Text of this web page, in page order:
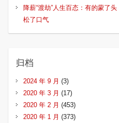
降薪“渡劫”人生百态：有的蒙了
松了口气
归档
2024 年 9 月 (3)
2020 年 3 月 (17)
2020 年 2 月 (453)
2020 年 1 月 (373)